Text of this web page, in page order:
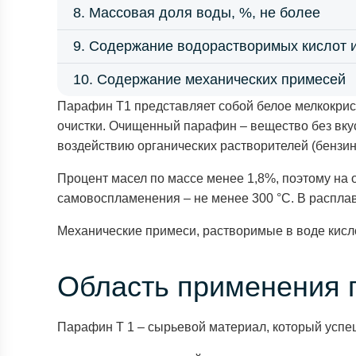
8. Массовая доля воды, %, не более
9. Содержание водорастворимых кислот
10. Содержание механических примесей
Парафин Т1 представляет собой белое
очистки. Очищенный парафин – вещество без
воздействию органических растворителей
Процент масел по массе менее 1,8%, поэтому
самовоспламенения – не менее 300 °С. В
Механические примеси, растворимые в воде
Область применения
Парафин Т 1 – сырьевой материал, который